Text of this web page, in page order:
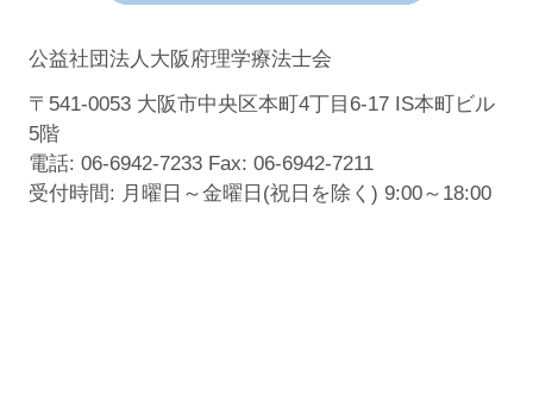
公益社団法人大阪府理学療法士会
〒541-0053 大阪市中央区本町4丁目6-17 IS本町ビル
5階
電話: 06-6942-7233 Fax: 06-6942-7211
受付時間: 月曜日～金曜日(祝日を除く) 9:00～18:00